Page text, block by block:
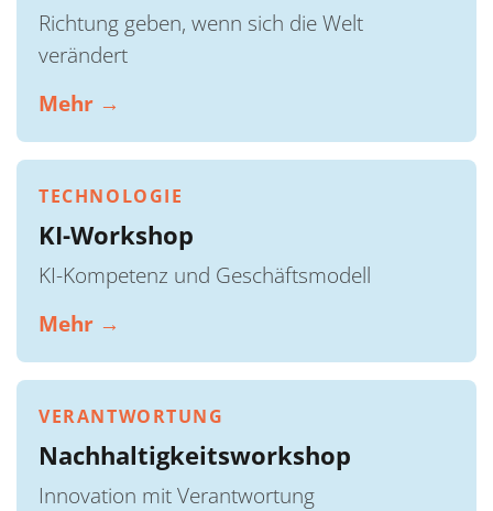
Richtung geben, wenn sich die Welt
verändert
Mehr →
TECHNOLOGIE
KI-Workshop
KI-Kompetenz und Geschäftsmodell
Mehr →
VERANTWORTUNG
Nachhaltigkeitsworkshop
Innovation mit Verantwortung